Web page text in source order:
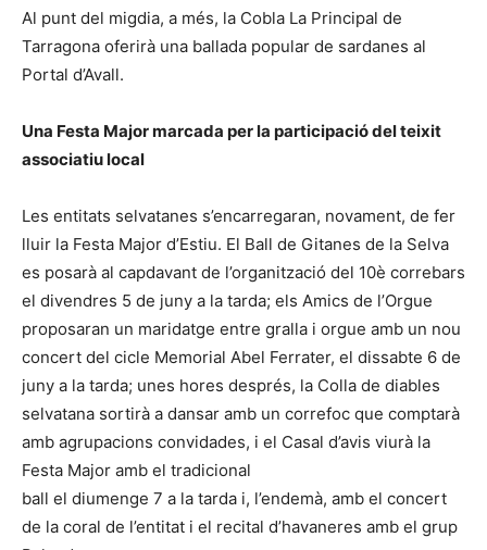
Al punt del migdia, a més, la Cobla La Principal de
Tarragona oferirà una ballada popular de sardanes al
Portal d’Avall.
Una Festa Major marcada per la participació del teixit
associatiu local
Les entitats selvatanes s’encarregaran, novament, de fer
lluir la Festa Major d’Estiu. El Ball de Gitanes de la Selva
es posarà al capdavant de l’organització del 10è correbars
el divendres 5 de juny a la tarda; els Amics de l’Orgue
proposaran un maridatge entre gralla i orgue amb un nou
concert del cicle Memorial Abel Ferrater, el dissabte 6 de
juny a la tarda; unes hores després, la Colla de diables
selvatana sortirà a dansar amb un correfoc que comptarà
amb agrupacions convidades, i el Casal d’avis viurà la
Festa Major amb el tradicional
ball el diumenge 7 a la tarda i, l’endemà, amb el concert
de la coral de l’entitat i el recital d’havaneres amb el grup